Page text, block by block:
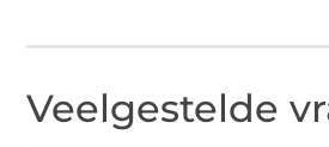
Veelgestelde